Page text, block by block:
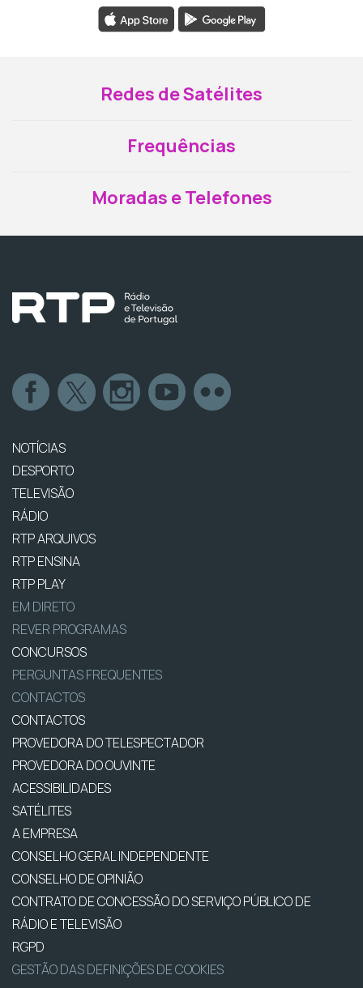
Redes de Satélites
Frequências
Moradas e Telefones
NOTÍCIAS
DESPORTO
TELEVISÃO
RÁDIO
RTP ARQUIVOS
RTP ENSINA
RTP PLAY
EM DIRETO
REVER PROGRAMAS
CONCURSOS
PERGUNTAS FREQUENTES
CONTACTOS
CONTACTOS
PROVEDORA DO TELESPECTADOR
PROVEDORA DO OUVINTE
ACESSIBILIDADES
SATÉLITES
A EMPRESA
CONSELHO GERAL INDEPENDENTE
CONSELHO DE OPINIÃO
CONTRATO DE CONCESSÃO DO SERVIÇO PÚBLICO DE
RÁDIO E TELEVISÃO
RGPD
GESTÃO DAS DEFINIÇÕES DE COOKIES